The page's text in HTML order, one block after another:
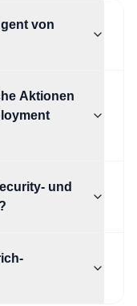
von
Aktionen
und